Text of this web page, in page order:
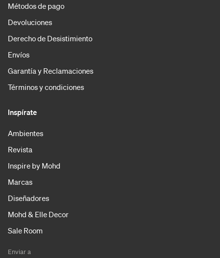
Métodos de pago
Devoluciones
Derecho de Desistimiento
Envíos
Garantía y Reclamaciones
Términos y condiciones
Inspírate
Ambientes
Revista
Inspire by Mohd
Marcas
Diseñadores
Mohd & Elle Decor
Sale Room
Enviar a